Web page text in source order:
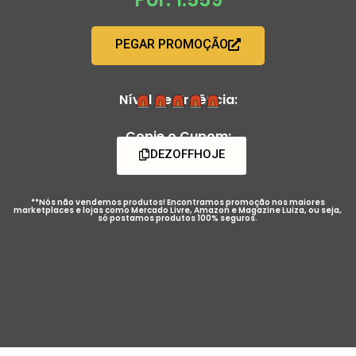
PEGAR PROMOÇÃO
Nível de Urgência:
Copie o Cupom:
DEZOFFHOJE
**Nós não vendemos produtos! Encontramos promoção nos maiores
marketplaces e lojas como Mercado Livre, Amazon e Magazine Luiza, ou seja,
só postamos produtos 100% seguros.